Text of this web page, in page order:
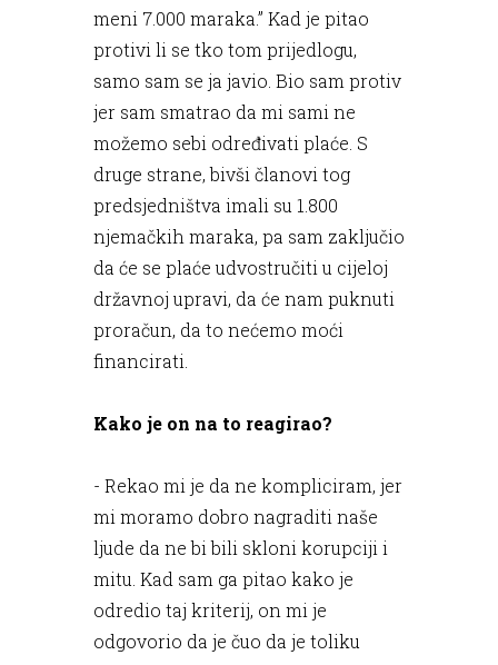
meni 7.000 maraka.” Kad je pitao
protivi li se tko tom prijedlogu,
samo sam se ja javio. Bio sam protiv
jer sam smatrao da mi sami ne
možemo sebi određivati plaće. S
druge strane, bivši članovi tog
predsjedništva imali su 1.800
njemačkih maraka, pa sam zaključio
da će se plaće udvostručiti u cijeloj
državnoj upravi, da će nam puknuti
proračun, da to nećemo moći
financirati.
Kako je on na to reagirao?
- Rekao mi je da ne kompliciram, jer
mi moramo dobro nagraditi naše
ljude da ne bi bili skloni korupciji i
mitu. Kad sam ga pitao kako je
odredio taj kriterij, on mi je
odgovorio da je čuo da je toliku